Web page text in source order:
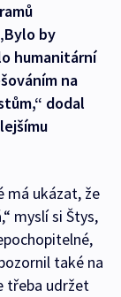
by
humanitární
na
dodal
má ukázat, že
myslí si Štys,
také na
třeba udržet